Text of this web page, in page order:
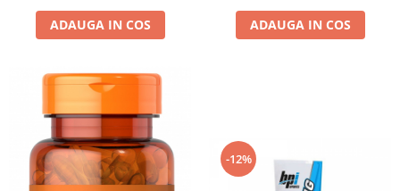
ADAUGA IN COS ADAUGA IN COS
-12%